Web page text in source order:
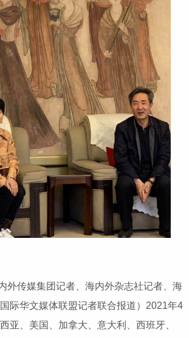
传媒集团记者、海内外杂志社记者、海
际华文媒体联盟记者联合报道）2021年4
亚、美国、加拿大、意大利、西班牙、